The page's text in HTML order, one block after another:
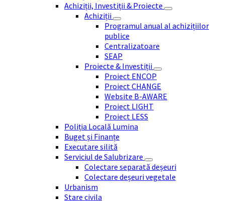
Achiziții, Investiții & Proiecte
Achiziții
Programul anual al achizițiilor
publice
Centralizatoare
SEAP
Proiecte & Investiții
Proiect ENCOP
Proiect CHANGE
Website B-AWARE
Proiect LIGHT
Proiect LESS
Poliția Locală Lumina
Buget și Finanțe
Executare silită
Serviciul de Salubrizare
Colectare separată deșeuri
Colectare deșeuri vegetale
Urbanism
Stare civila